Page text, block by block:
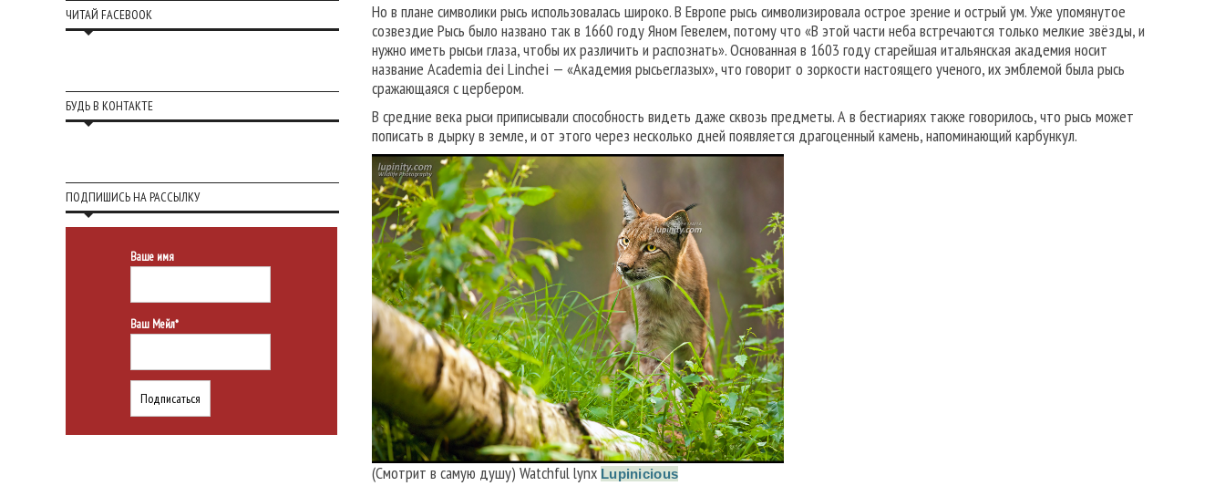
Но в плане символики рысь использовалась широко. В Европе рысь символизировала острое зрение и острый ум. Уже упомянутое
созвездие Рысь было названо так в 1660 году Яном Гевелем, потому что «В этой части неба встречаются только мелкие звёзды, и
нужно иметь рысьи глаза, чтобы их различить и распознать». Основанная в 1603 году старейшая итальянская академия носит
название Academia dei Linchei — «Академия рысьеглазых», что говорит о зоркости настоящего ученого, их эмблемой была рысь
сражающаяся с цербером.
В средние века рыси приписывали способность видеть даже сквозь предметы. А в бестиариях также говорилось, что рысь может
пописать в дырку в земле, и от этого через несколько дней появляется драгоценный камень, напоминающий карбункул.
(Смотрит в самую душу) Watchful lynx Lupinicious
ЧИТАЙ FACEBOOK
БУДЬ В КОНТАКТЕ
ПОДПИШИСЬ НА РАССЫЛКУ
Ваше имя
Ваш Мейл*